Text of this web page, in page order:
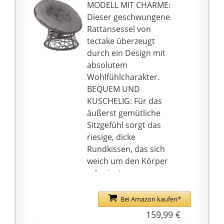
und eine verständliche
Anleitung zur
Vereinfachung der
Montage. Möchten Sie
diesen Stuhl im
Wohnzimmer,
Kinderzimmer oder
Schlafzimmer
benutzen? Ihre
Entscheidung!
Langlebigkeit und
verformen sich nicht
leicht. Die Oberfläche
des Samtstuhls ist
abriebfest, farbecht
und langlebig
Ein attraktiver und
stilvoller Schaukelstuhl:
Der graue
Schaukelstuhl aus Samt
wirkt schlicht und
stilvoll. Er kann perfekt
mit Ihren
Einrichtungsstilen
harmonieren. Sie
Ihrem Schlafzimmer,
Wohnzimmer oder
MODELL MIT CHARME:
Dieser geschwungene
Rattansessel von
tectake überzeugt
durch ein Design mit
absolutem
Wohlfühlcharakter.
BEQUEM UND
KUSCHELIG: Für das
äußerst gemütliche
Sitzgefühl sorgt das
riesige, dicke
Rundkissen, das sich
weich um den Körper
schmiegt.
robuste Gestell aus
pulverbeschichtetem
Stahl kann komplett um
Bei Amazon kaufen*
159,99 €